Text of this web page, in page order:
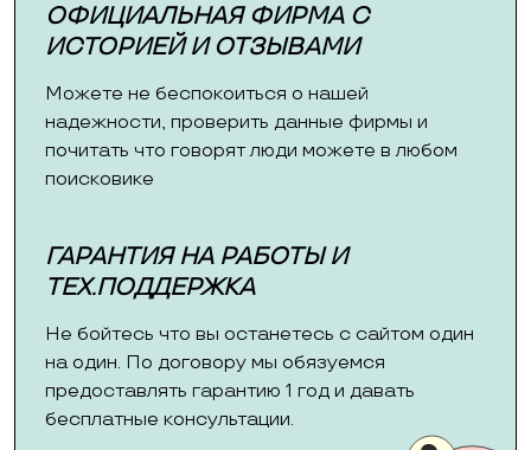
ОФИЦИАЛЬНАЯ ФИРМА С
ИСТОРИЕЙ И ОТЗЫВАМИ
Можете не беспокоиться о нашей
надежности, проверить данные фирмы и
почитать что говорят люди можете в любом
поисковике
ГАРАНТИЯ НА РАБОТЫ И
ТЕХ.ПОДДЕРЖКА
Не бойтесь что вы останетесь с сайтом один
на один. По договору мы обязуемся
предоставлять гарантию 1 год и давать
бесплатные консультации.